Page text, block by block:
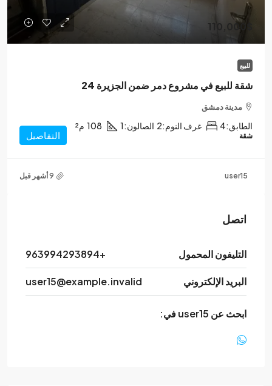
110,000$
للبيع
شقة للبيع في مشروع دمر ضمن الجزيرة 24
مدينة دمشق
الطابق:4 غرف النوم:2 الصالون:1
108 م²
شقة التفاصيل
user15
اتصل
التليفون المحمول +963994293894
البريد الإلكتروني user15@example.invalid
ابحث عن user15 في: